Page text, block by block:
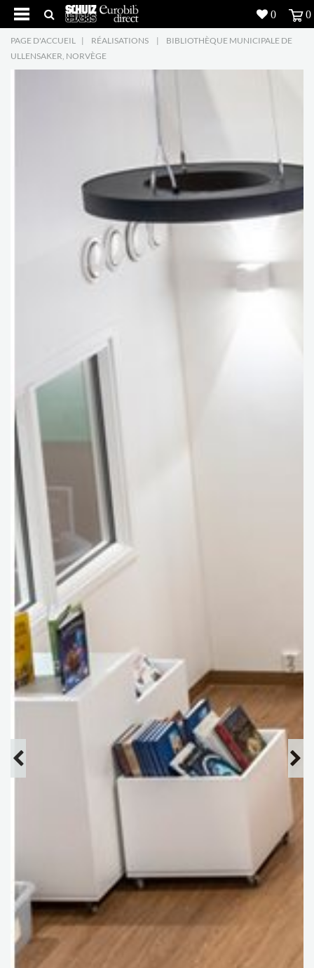
5
Produits
5
PAGE D'ACCUEIL | RÉALISATIONS |
BIBLIOTHÈQUE MUNICIPALE DE
ULLENSAKER, NORVÈGE
0 0